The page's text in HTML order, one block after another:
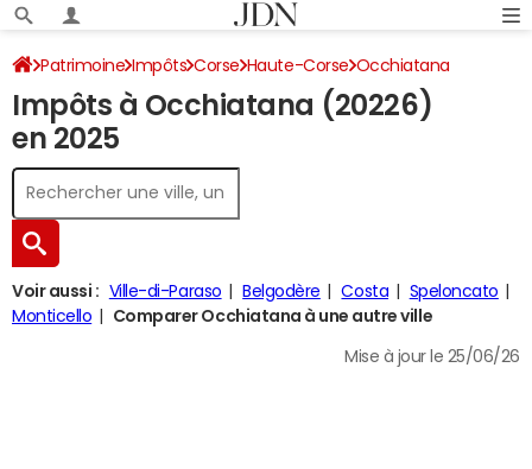
Patrimoine Impôts Corse Haute-Corse Occhiatana
Impôt sur le revenu
Impôts à Occhiatana (20226)
en 2025
Voir aussi : Ville-di-Paraso Belgodère Costa
Speloncato
Monticello
Comparer Occhiatana à une autre ville
Mise à jour le 25/06/26